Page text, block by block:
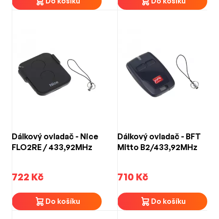
Dálkový ovladač - Nice
FLO2RE / 433,92MHz
722 Kč
Do košíku
Dálkový ovladač - BFT
Mitto B2/433,92MHz
710 Kč
Do košíku